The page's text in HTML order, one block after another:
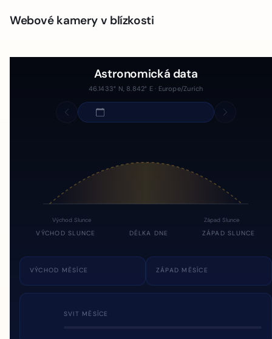
Webové kamery v blízkosti
Astronomická data
46.1433° N, 8.842° E · Europe/Zurich
Východ Slunce Západ Slunce
VÝCHOD SLUNCE DÉLKA DNE ZÁPAD SLUNCE
VÝCHOD MĚSÍCE ZÁPAD MĚSÍCE
SVIT MĚSÍCE